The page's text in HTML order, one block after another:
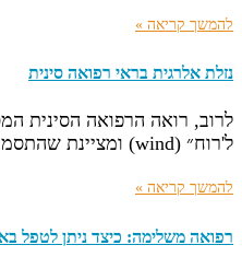
להמשך קריאה »
נזלת אלרגית בראי רפואה סינית
לרוב, רואה הרפואה הסינית
ל'רוח״ (wind) ומציינת שהתסמינים באים והולכים במהירות,
להמשך קריאה »
רפואה משלימה: כיצד ניתן לטפל